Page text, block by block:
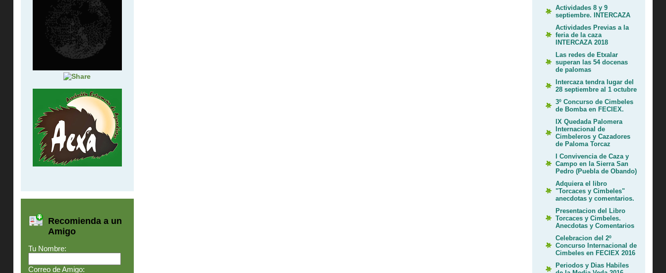
Recomienda a un
Amigo
Tu Nombre:
Correo de Amigo:
Actividades 8 y 9
septiembre. INTERCAZA
Actividades Previas a la
feria de la caza
INTERCAZA 2018
Las redes de Etxalar
superan las 54 docenas
de palomas
Intercaza tendra lugar del
28 septiembre al 1 octubre
3º Concurso de Cimbeles
de Bomba en FECIEX.
IX Quedada Palomera
Internacional de
Cimbeleros y Cazadores
de Paloma Torcaz
I Convivencia de Caza y
Campo en la Sierra San
Pedro (Puebla de Obando)
Adquiera el libro
"Torcaces y Cimbeles"
anecdotas y comentarios.
Presentacion del Libro
Torcaces y Cimbeles.
Anecdotas y Comentarios
Celebracion del 2º
Concurso Internacional de
Cimbeles en FECIEX 2016
Periodos y Dias Habiles